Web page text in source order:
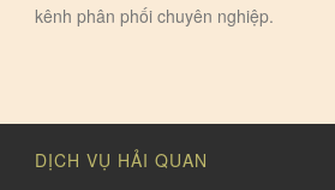
kênh phân phối chuyên nghiệp.
DỊCH VỤ HẢI QUAN